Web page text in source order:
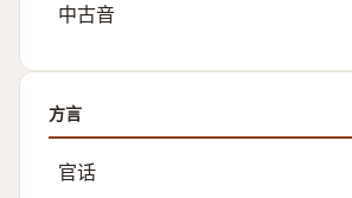
中古音
方言
官话